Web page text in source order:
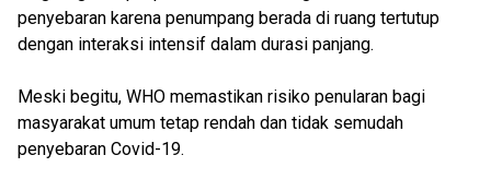
penyebaran karena penumpang berada di ruang tertutup
dengan interaksi intensif dalam durasi panjang.
Meski begitu, WHO memastikan risiko penularan bagi
masyarakat umum tetap rendah dan tidak semudah
penyebaran Covid-19.